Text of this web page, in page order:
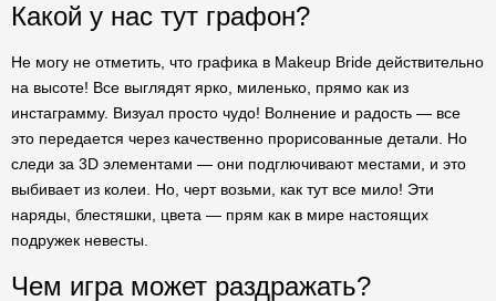
Какой у нас тут графон?
Не могу не отметить, что графика в Makeup Bride действительно
на высоте! Все выглядят ярко, миленько, прямо как из
инстаграмму. Визуал просто чудо! Волнение и радость — все
это передается через качественно прорисованные детали. Но
следи за 3D элементами — они подглючивают местами, и это
выбивает из колеи. Но, черт возьми, как тут все мило! Эти
наряды, блестяшки, цвета — прям как в мире настоящих
подружек невесты.
Чем игра может раздражать?